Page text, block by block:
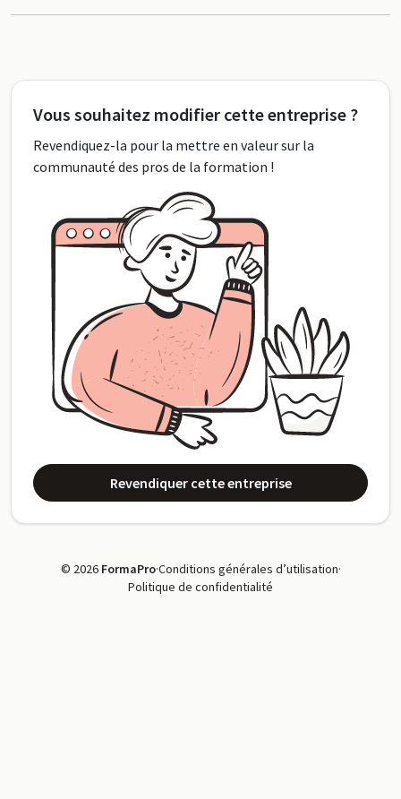
Vous souhaitez modifier cette entreprise ?
Revendiquez-la pour la mettre en valeur sur la
communauté des pros de la formation !
Revendiquer cette entreprise
© 2026 FormaPro·Conditions générales d’utilisation·
Politique de confidentialité